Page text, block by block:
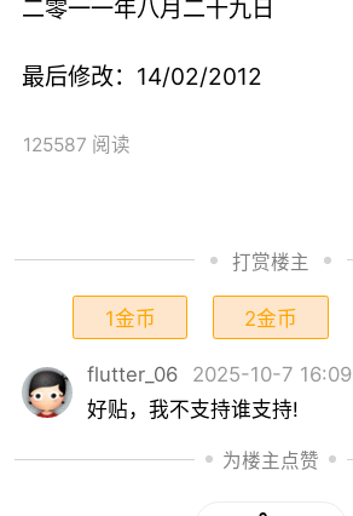
二零一一年八月二十九日
最后修改：14/02/2012
125587 阅读
打赏楼主
1金币 2金币
flutter_06
2025-10-7 16:09
好贴，我不支持谁支持!
为楼主点赞